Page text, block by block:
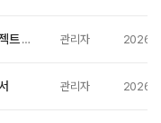
DIGCOM-AC1.3 키트 프로젝트 파일(논리회로+디지털시계)-Verilog 관리자 2026-
관리자 2026-